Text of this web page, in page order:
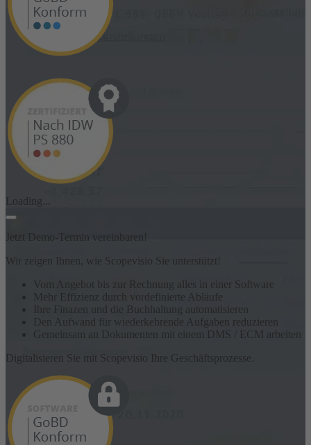
Loading...
Jetzt Demo-Termin vereinbaren!
Wir zeigen Ihnen, wie Scopevisio Sie unterstützt!
Vom Angebot bis zur Rechnung alles in einer Software
Mehr Effizienz durch vordefinierte Abläufe
Ihre Finazen und die Buchhaltung automatisieren
Den Aufwand für wiederkehrende Aufgaben reduzieren
Gemeinsam an Dokumenten mit einem DMS / ECM arbeiten
Digitalisieren Sie mit Scopevisio Ihre Geschäftsprozesse.